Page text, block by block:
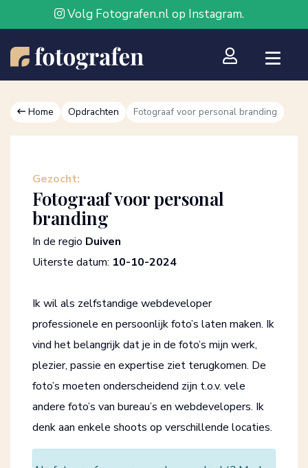
Volg Fotografen.nl op Instagram.
Home Opdrachten Fotograaf voor personal branding
Gezocht:
Fotograaf voor personal
branding
In de regio Duiven
Uiterste datum: 10-10-2024
Ik wil als zelfstandige webdeveloper
professionele en persoonlijk foto’s laten maken. Ik
vind het belangrijk dat je in de foto’s mijn werk,
plezier, passie en expertise ziet terugkomen. De
foto’s moeten onderscheidend zijn t.o.v. vele
andere foto’s van bureau’s en webdevelopers. Ik
denk aan enkele shoots op verschillende locaties.